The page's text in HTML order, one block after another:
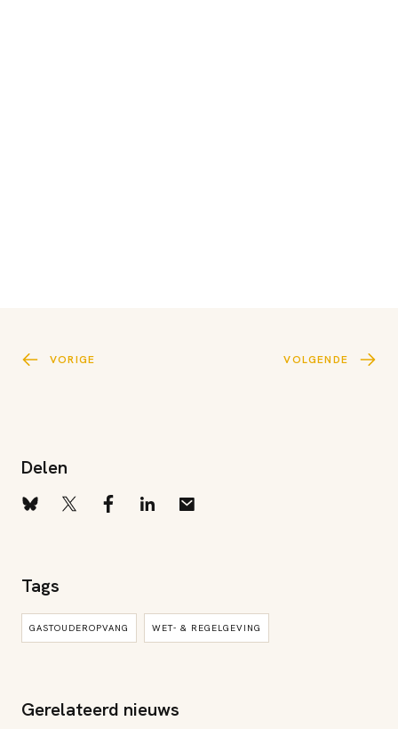
VORIGE VOLGENDE
Delen
Tags
GASTOUDEROPVANG WET- & REGELGEVING
Gerelateerd nieuws